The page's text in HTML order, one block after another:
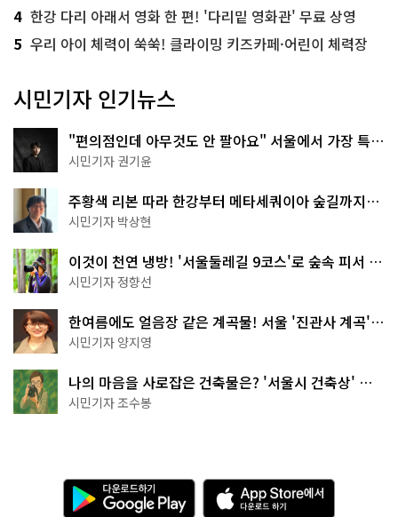
4 한강 다리 아래서 영화 한 편! '다리밑 영화관' 무료 상영
5 우리 아이 체력이 쑥쑥! 클라이밍 키즈카페·어린이 체력장
시민기자 인기뉴스
"편의점인데 아무것도 안 팔아요" 서울에서 가장 특별
한 편의점의 정체
시민기자 권기윤
주황색 리본 따라 한강부터 메타세쿼이아 숲길까지…
서울둘레길 15코스
시민기자 박상현
이것이 천연 냉방! '서울둘레길 9코스'로 숲속 피서 떠
나볼까
시민기자 정향선
한여름에도 얼음장 같은 계곡물! 서울 '진관사 계곡'이
천국이네~
시민기자 양지영
나의 마음을 사로잡은 건축물은? '서울시 건축상' 수
상작 공개!
시민기자 조수봉
다
운
A
p